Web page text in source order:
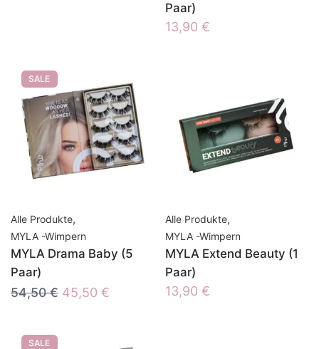
Paar)
13,90 €
SALE
Alle Produkte,
MYLA -Wimpern
MYLA Drama Baby (5
Paar)
54,50€ Ursprünglicher
45,50 €
Alle Produkte,
MYLA -Wimpern
MYLA Extend Beauty (1
Paar)
13,90 €
SALE